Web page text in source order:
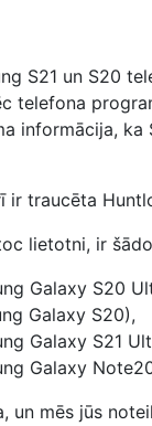
S21 un S20
telefona
informācija,
ir traucēta
lietotni, ir
Galaxy S20
Galaxy S20),
Galaxy S21
Galaxy
un mēs jūs